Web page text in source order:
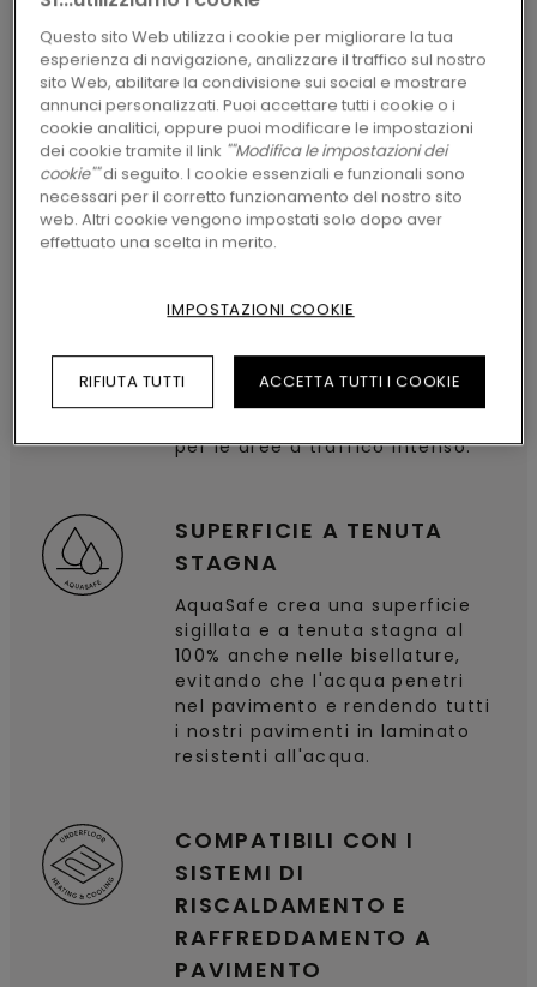
PROGETTO
RESISTENTI A USURA E
MACCHIE
Ogni doga della nostra
collezione di pavimenti in
laminato è trattata con la
un'elevata resistenza ai graffi e
pavimenti sono progettati per
per le aree a traffico intenso.
SUPERFICIE A TENUTA
STAGNA
AquaSafe crea una superficie
sigillata e a tenuta stagna al
100% anche nelle bisellature,
evitando che l'acqua penetri
nel pavimento e rendendo tutti
i nostri pavimenti in laminato
resistenti all'acqua.
COMPATIBILI CON I
SISTEMI DI
RISCALDAMENTO E
RAFFREDDAMENTO A
PAVIMENTO
Questo sito Web utilizza i cookie per migliorare la tua
esperienza di navigazione, analizzare il traffico sul nostro
sito Web, abilitare la condivisione sui social e mostrare
annunci personalizzati. Puoi accettare tutti i cookie o i
cookie analitici, oppure puoi modificare le impostazioni
dei cookie tramite il link ""Modifica le impostazioni dei
cookie""di seguito. I cookie essenziali e funzionali sono
necessari per il corretto funzionamento del nostro sito
web. Altri cookie vengono impostati solo dopo aver
effettuato una scelta in merito.
IMPOSTAZIONI COOKIE
RIFIUTA TUTTI ACCETTA TUTTI I COOKIE